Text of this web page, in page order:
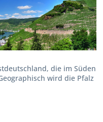
die im Süden
wird die Pfalz